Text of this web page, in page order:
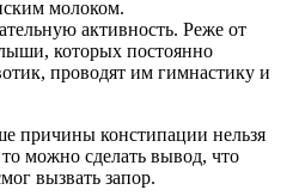
молоком.
активность. Реже от
которых постоянно
проводят им гимнастику и
причины констипации нельзя
можно сделать вывод, что
вызвать запор.